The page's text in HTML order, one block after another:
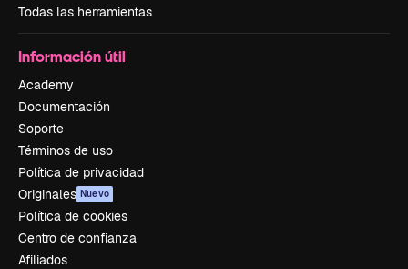
Todas las herramientas
Información útil
Academy
Documentación
Soporte
Términos de uso
Política de privacidad
Originales Nuevo
Política de cookies
Centro de confianza
Afiliados